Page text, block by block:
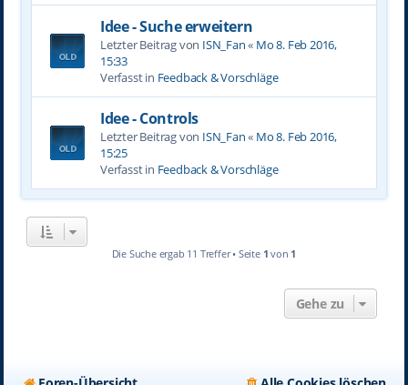
Idee - Suche erweitern
Letzter Beitrag von ISN_Fan« Mo 8. Feb 2016,
15:33
Verfasst in Feedback & Vorschläge
Idee - Controls
Letzter Beitrag von ISN_Fan« Mo 8. Feb 2016,
15:25
Verfasst in Feedback & Vorschläge
Die Suche ergab 11 Treffer • Seite 1 von 1
Gehe zu